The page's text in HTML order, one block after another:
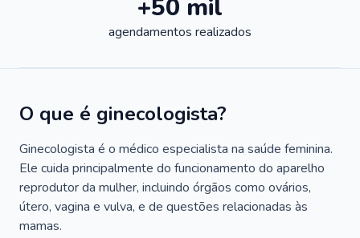
+50 mil
agendamentos realizados
O que é ginecologista?
Ginecologista é o médico especialista na saúde feminina.
Ele cuida principalmente do funcionamento do aparelho
reprodutor da mulher, incluindo órgãos como ovários,
útero, vagina e vulva, e de questões relacionadas às
mamas.